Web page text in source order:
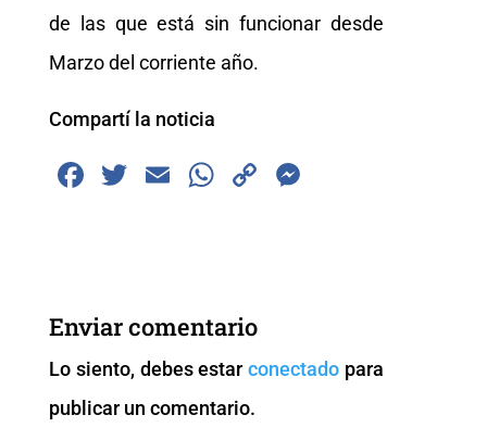
de las que está sin funcionar desde
Marzo del corriente año.
Compartí la noticia
F
b
o
o
k
T
E
W
A
p
p
C
k
er
Enviar comentario
Lo siento, debes estarconectado para
publicar un comentario.